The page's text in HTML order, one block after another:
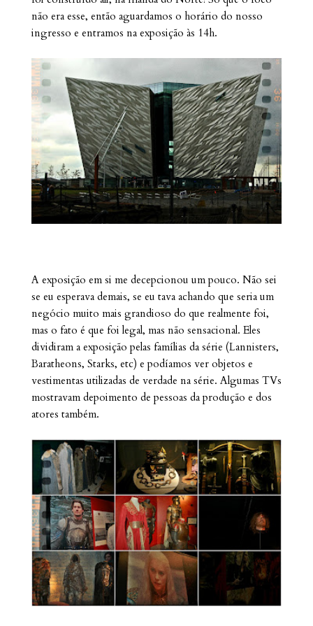
não era esse, então aguardamos o horário do nosso
ingresso e entramos na exposição às 14h.
A exposição em si me decepcionou um pouco. Não sei
se eu esperava demais, se eu tava achando que seria um
negócio muito mais grandioso do que realmente foi,
mas o fato é que foi legal, mas não sensacional. Eles
dividiram a exposição pelas famílias da série (Lannisters,
Baratheons, Starks, etc) e podíamos ver objetos e
vestimentas utilizadas de verdade na série. Algumas TVs
mostravam depoimento de pessoas da produção e dos
atores também.